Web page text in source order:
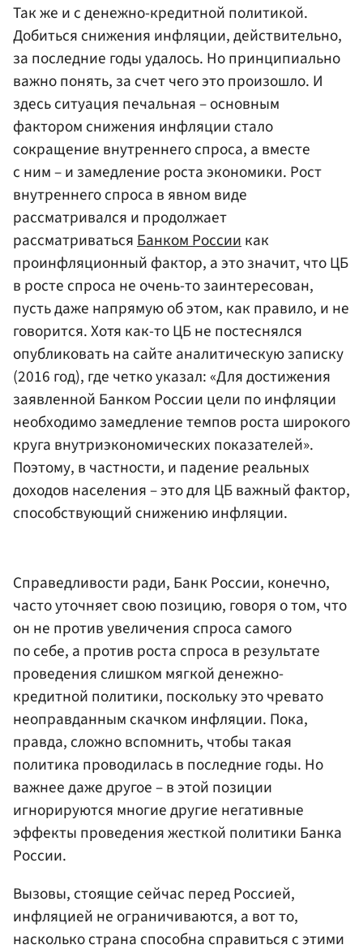
Так же и с денежно-кредитной политикой.
Добиться снижения инфляции, действительно,
за последние годы удалось. Но принципиально
важно понять, за счет чего это произошло. И
здесь ситуация печальная – основным
фактором снижения инфляции стало
сокращение внутреннего спроса, а вместе
с ним – и замедление роста экономики. Рост
внутреннего спроса в явном виде
рассматривался и продолжает
рассматриватьсяБанком Россиикак
проинфляционный фактор, а это значит, что ЦБ
в росте спроса не очень-то заинтересован,
пусть даже напрямую об этом, как правило, и не
говорится. Хотя как-то ЦБ не постеснялся
опубликовать на сайте аналитическую записку
(2016 год), где четко указал: «Для достижения
заявленной Банком России цели по инфляции
необходимо замедление темпов роста широкого
круга внутриэкономических показателей».
Поэтому, в частности, и падение реальных
доходов населения – это для ЦБ важный фактор,
способствующий снижению инфляции.
Справедливости ради, Банк России, конечно,
часто уточняет свою позицию, говоря о том, что
он не против увеличения спроса самого
по себе, а против роста спроса в результате
проведения слишком мягкой денежно-
кредитной политики, поскольку это чревато
неоправданным скачком инфляции. Пока,
правда, сложно вспомнить, чтобы такая
политика проводилась в последние годы. Но
важнее даже другое – в этой позиции
игнорируются многие другие негативные
эффекты проведения жесткой политики Банка
России.
Вызовы, стоящие сейчас перед Россией,
инфляцией не ограничиваются, а вот то,
насколько страна способна справиться с этими